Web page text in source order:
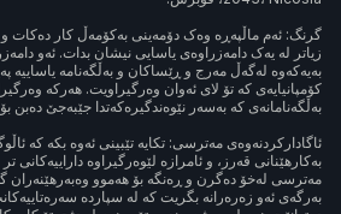
گرنگ: ئەم ماڵپەڕە وەک دۆمەینی بەکۆمەڵ کار دەکات و
زیاتر لە یەک دامەزراوەی یاسایی نیشان بدات. ئەو
بەیەکەوە لەگەڵ مەرج و ڕێساکان و بەڵگەنامە یاساییە
کۆمپانیایەی کە تۆ لای ئەوان وەرگیراویت. هەرکە
بەڵگەنامانەی کە بەسەر نێوەندگیرەکەتدا جێبەجێ دەبن
ئاگادارکردنەوەی مەترسی: تکایە تێبینی ئەوە بکە کە
بەکارهێنانی قەرز، و ئامرازە لێوەرگیراوە
مەترسی لەخۆ دەگرن و ڕەنگە بۆ هەموو وەبەرهێنەران
بەرگەی ئەو زەرەرانە بگریت کە لە سپاردە